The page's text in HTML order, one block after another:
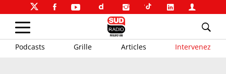
Podcasts Grille Articles Intervenez